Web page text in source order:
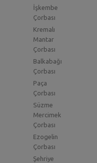
İşkembe
Çorbası
Kremalı
Mantar
Çorbası
Balkabağı
Çorbası
Paça
Çorbası
Süzme
Mercimek
Çorbası
Ezogelin
Çorbası
Şehriye